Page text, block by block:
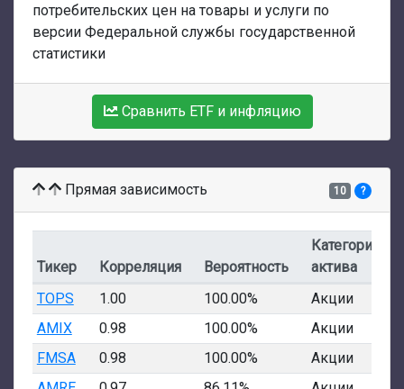
потребительских цен на товары и услуги по
версии Федеральной службы государственной
статистики
Сравнить ETF и инфляцию
Прямая зависимость 10 ?
Тикер Корреляция Вероятность
Категория
актива
TOPS
1.00 100.00%
Акции
AMIX
0.98 100.00%
Акции
FMSA
0.98 100.00%
Акции